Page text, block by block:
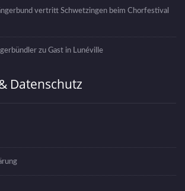
vertritt Schwetzingen beim Chorfestival
zu Gast in Lunéville
Datenschutz